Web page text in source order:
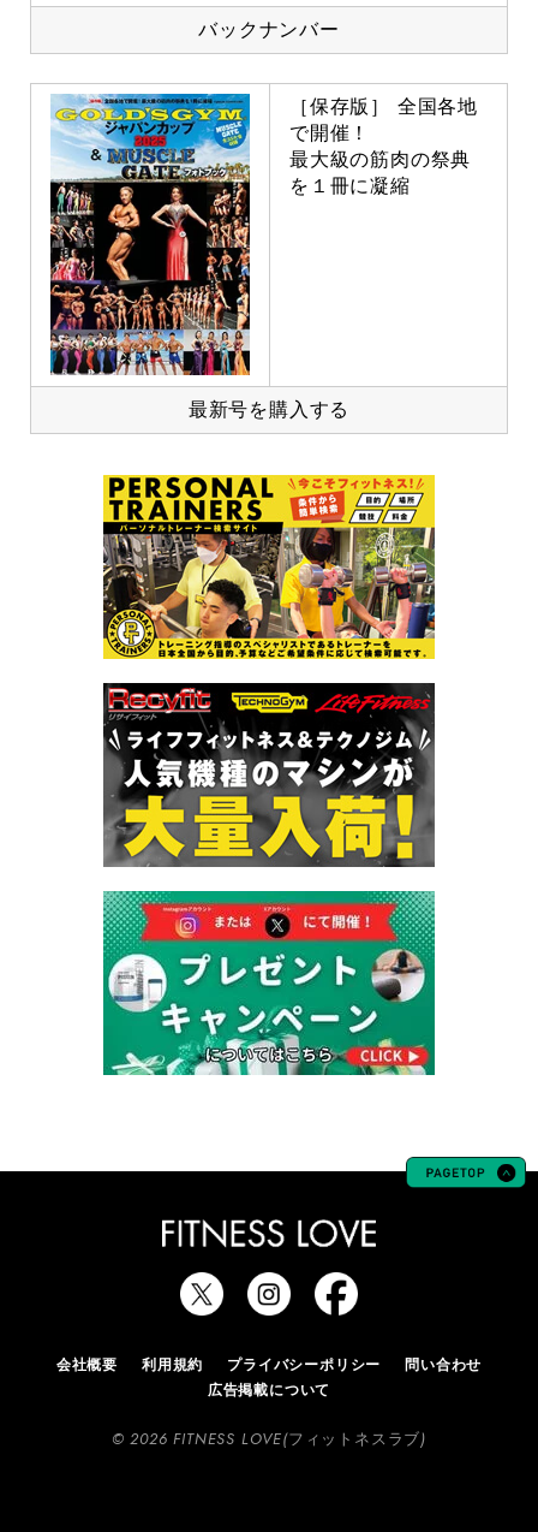
バックナンバー
［保存版］ 全国各地
で開催！
最大級の筋肉の祭典
を１冊に凝縮
最新号を購入する
会社概要 利用規約 プライバシーポリシー
問い合わせ
広告掲載について
© 2026 FITNESS LOVE(フィットネスラブ)